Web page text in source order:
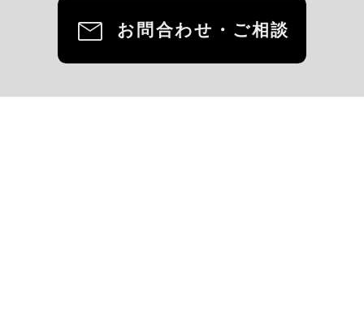
mail お問合わせ・ご相談